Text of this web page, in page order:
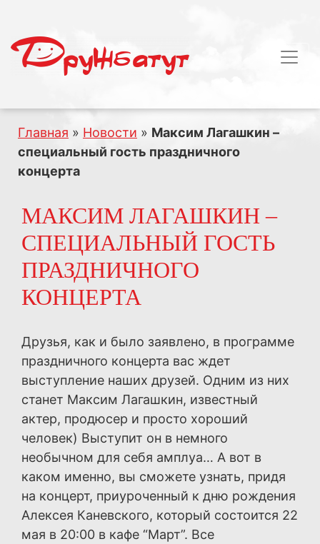
Главная » Новости » Максим Лагашкин –
специальный гость праздничного
концерта
МАКСИМ ЛАГАШКИН –
СПЕЦИАЛЬНЫЙ ГОСТЬ
ПРАЗДНИЧНОГО
КОНЦЕРТА
Друзья, как и было заявлено, в программе
праздничного концерта вас ждет
выступление наших друзей. Одним из них
станет Максим Лагашкин, известный
актер, продюсер и просто хороший
человек) Выступит он в немного
необычном для себя амплуа… А вот в
каком именно, вы сможете узнать, придя
на концерт, приуроченный к дню рождения
Алексея Каневского, который состоится 22
мая в 20:00 в кафе “Март”. Все